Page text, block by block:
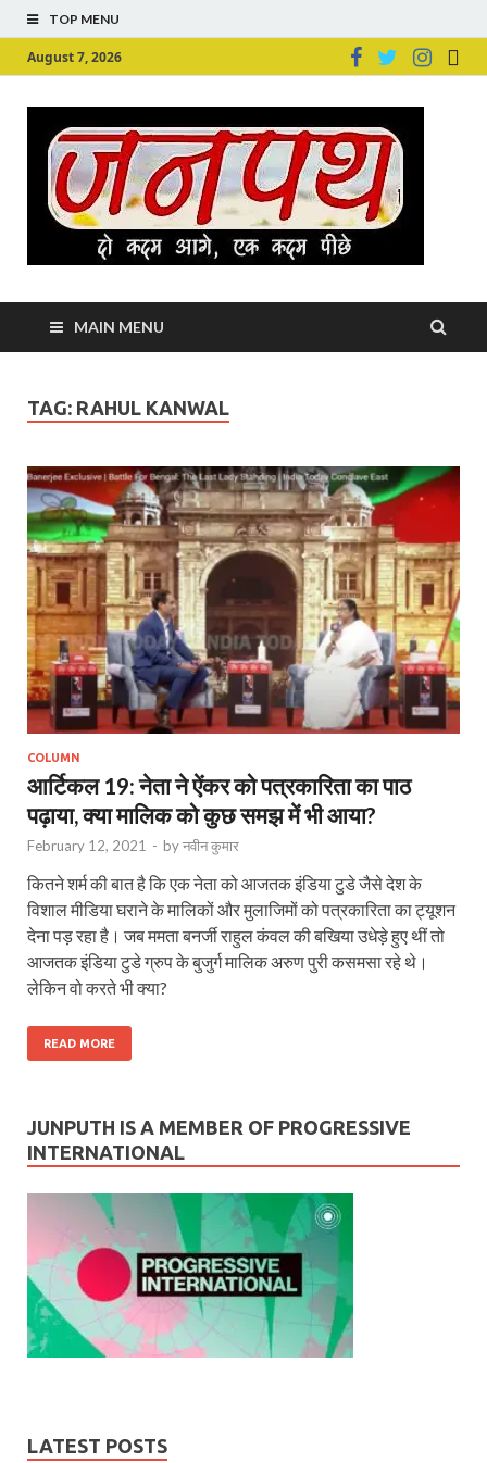
TOP MENU
August 7, 2026
MAIN MENU
TAG: RAHUL KANWAL
COLUMN
आर्टिकल 19: नेता ने ऐंकर को पत्रकारिता का पाठ
पढ़ाया, क्या मालिक को कुछ समझ में भी आया?
February 12, 2021 - byनवीन कुमार
कितने शर्म की बात है कि एक नेता को आजतक इंडिया टुडे जैसे देश के
विशाल मीडिया घराने के मालिकों और मुलाजिमों को पत्रकारिता का ट्यूशन
देना पड़ रहा है। जब ममता बनर्जी राहुल कंवल की बखिया उधेड़े हुए थीं तो
आजतक इंडिया टुडे ग्रुप के बुजुर्ग मालिक अरुण पुरी कसमसा रहे थे।
लेकिन वो करते भी क्या?
READ MORE
JUNPUTH IS A MEMBER OF PROGRESSIVE
INTERNATIONAL
LATEST POSTS